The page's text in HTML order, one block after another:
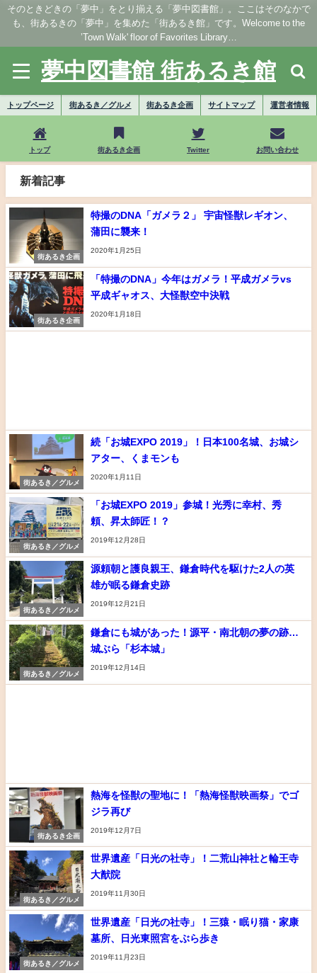
そのときどきの「夢中」をとり揃える「夢中図書館」。ここはそのなかで
も、街あるきの「夢中」を集めた「街あるき館」です。Welcome to the
’Town Walk' floor of Favorites Library…
夢中図書館 街あるき館
トップページ 街あるき／グルメ 街あるき企画 サイトマップ 運営者情報
トップ 街あるき企画 Twitter お問い合わせ
新着記事
街あるき企画
特撮のDNA「ガメラ２」 宇宙怪獣レギオン、
蒲田に襲来！
2020年1月25日
街あるき企画
「特撮のDNA」今年はガメラ！平成ガメラvs
平成ギャオス、大怪獣空中決戦
2020年1月18日
街あるき／グルメ
続「お城EXPO 2019」！日本100名城、お城シ
アター、くまモンも
2020年1月11日
街あるき／グルメ
「お城EXPO 2019」参城！光秀に幸村、秀
頼、昇太師匠！？
2019年12月28日
街あるき／グルメ
源頼朝と護良親王、鎌倉時代を駆けた2人の英
雄が眠る鎌倉史跡
2019年12月21日
街あるき／グルメ
鎌倉にも城があった！源平・南北朝の夢の跡…
城ぶら「杉本城」
2019年12月14日
街あるき企画
熱海を怪獣の聖地に！「熱海怪獣映画祭」でゴ
ジラ再び
2019年12月7日
街あるき／グルメ
世界遺産「日光の社寺」！二荒山神社と輪王寺
大猷院
2019年11月30日
街あるき／グルメ
世界遺産「日光の社寺」！三猿・眠り猫・家康
墓所、日光東照宮をぶら歩き
2019年11月23日